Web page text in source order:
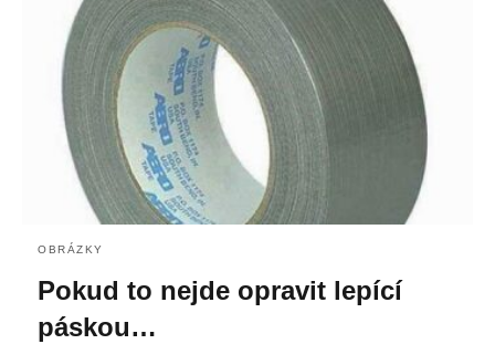
OBRÁZKY
Pokud to nejde opravit lepící
páskou…